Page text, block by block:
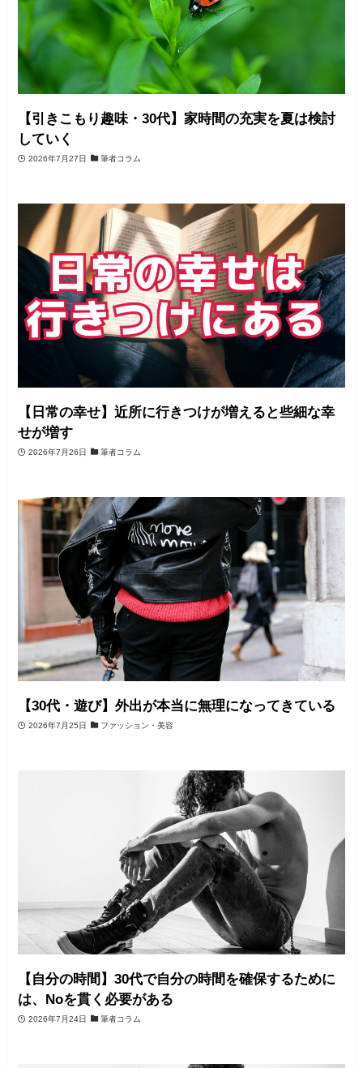
【引きこもり趣味・30代】家時間の充実を夏は検討
していく
2026年7月27日 筆者コラム
【日常の幸せ】近所に行きつけが増えると些細な幸
せが増す
2026年7月26日 筆者コラム
【30代・遊び】外出が本当に無理になってきている
2026年7月25日 ファッション・美容
【自分の時間】30代で自分の時間を確保するために
は、Noを貫く必要がある
2026年7月24日 筆者コラム